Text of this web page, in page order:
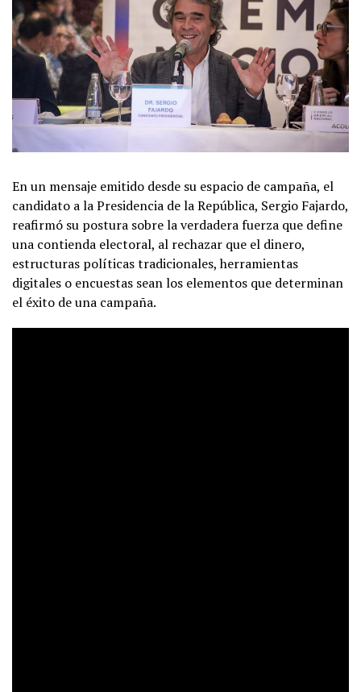
En un mensaje emitido desde su espacio de campaña, el
candidato a la Presidencia de la República, Sergio Fajardo,
reafirmó su postura sobre la verdadera fuerza que define
una contienda electoral, al rechazar que el dinero,
estructuras políticas tradicionales, herramientas
digitales o encuestas sean los elementos que determinan
el éxito de una campaña.